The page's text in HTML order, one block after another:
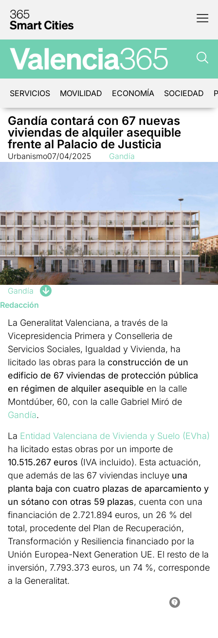
SERVICIOS MOVILIDAD ECONOMÍA SOCIEDAD
Gandía contará con 67 nuevas
viviendas de alquiler asequible
frente al Palacio de Justicia
Urbanismo07/04/2025 Gandía
Gandía
Redacción
La Generalitat Valenciana, a través de la
Vicepresidencia Primera y Conselleria de
Servicios Sociales, Igualdad y Vivienda, ha
licitado las obras para la construcción de un
edificio de 67 viviendas de protección pública
en régimen de alquiler asequible en la calle
Montdúber, 60, con la calle Gabriel Miró de
Gandía.
La Entidad Valenciana de Vivienda y Suelo (EVha)
ha licitado estas obras por un importe de
10.515.267 euros (IVA incluido). Esta actuación,
que además de las 67 viviendas incluye una
planta baja con cuatro plazas de aparcamiento y
un sótano con otras 59 plazas, cuenta con una
financiación de 2.721.894 euros, un 26 % del
total, procedente del Plan de Recuperación,
Transformación y Resiliencia financiado por la
Unión Europea-Next Generation UE. El resto de la
inversión, 7.793.373 euros, un 74 %, corresponde
a la Generalitat.